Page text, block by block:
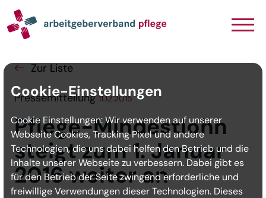
Navigation
Inhalt
Seitenabschluss
Zur Liste
Pressemitteilung11.12.2015
Pflege-Mindestlohn
steigt zum 1. Januar
2016 weiter an
Cookie-Einstellungen
Cookie Einstellungen: Wir verwenden auf unserer
Webseite Cookies, Tracking Pixel und andere
Technologien, die uns dabei helfen den Betrieb und die
Inhalte unserer Webseite zu verbessern. Dabei gibt es
für den Betrieb der Seite zwingend erforderliche und
freiwillige Verwendungen dieser Technologien. Dieses